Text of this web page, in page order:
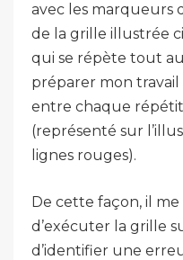
avec les marqueurs
de la grille illustrée
qui se répète tout
préparer mon
entre chaque
(représenté sur
lignes rouges).
De cette façon, il
d’exécuter la grille
d’identifier une